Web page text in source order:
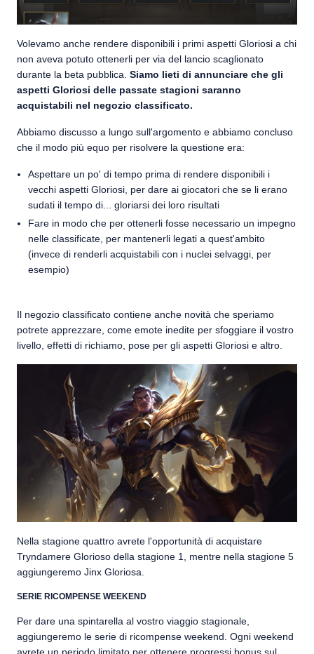
Volevamo anche rendere disponibili i primi aspetti Gloriosi a chi
non aveva potuto ottenerli per via del lancio scaglionato
durante la beta pubblica. Siamo lieti di annunciare che gli
aspetti Gloriosi delle passate stagioni saranno
acquistabili nel negozio classificato.
Abbiamo discusso a lungo sull'argomento e abbiamo concluso
che il modo più equo per risolvere la questione era:
Aspettare un po' di tempo prima di rendere disponibili i
vecchi aspetti Gloriosi, per dare ai giocatori che se li erano
sudati il tempo di... gloriarsi dei loro risultati
Fare in modo che per ottenerli fosse necessario un impegno
nelle classificate, per mantenerli legati a quest'ambito
(invece di renderli acquistabili con i nuclei selvaggi, per
esempio)
Il negozio classificato contiene anche novità che speriamo
potrete apprezzare, come emote inedite per sfoggiare il vostro
livello, effetti di richiamo, pose per gli aspetti Gloriosi e altro.
Nella stagione quattro avrete l'opportunità di acquistare
Tryndamere Glorioso della stagione 1, mentre nella stagione 5
aggiungeremo Jinx Gloriosa.
SERIE RICOMPENSE WEEKEND
Per dare una spintarella al vostro viaggio stagionale,
aggiungeremo le serie di ricompense weekend. Ogni weekend